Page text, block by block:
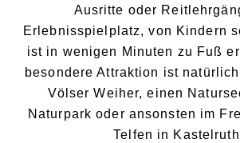
Ausritte oder
Erlebnisspielplatz, von Kindern
ist in wenigen Minuten zu Fuß
besondere Attraktion ist
Völser Weiher, einen
Naturpark oder ansonsten im
Telfen in